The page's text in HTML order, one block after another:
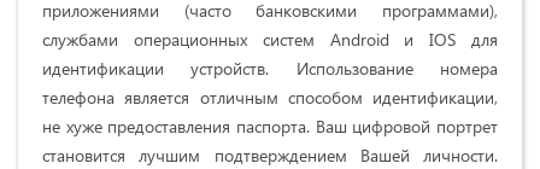
приложениями (часто банковскими программами),
службами операционных систем Android и IOS для
идентификации устройств. Использование номера
телефона является отличным способом идентификации,
не хуже предоставления паспорта. Ваш цифровой портрет
становится лучшим подтверждением Вашей личности.